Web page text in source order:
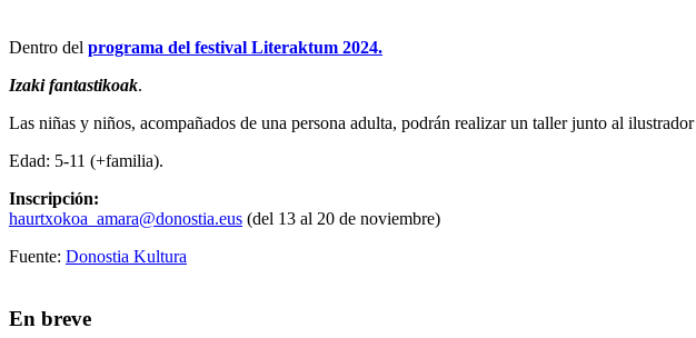
Dentro del programa del festival Literaktum 2024.
Izaki fantastikoak.
Las niñas y niños, acompañados de una persona adulta, podrán realizar un taller junto al ilustrador
Edad: 5-11 (+familia).
Inscripción:
haurtxokoa_amara@donostia.eus (del 13 al 20 de noviembre)
Fuente: Donostia Kultura
En breve